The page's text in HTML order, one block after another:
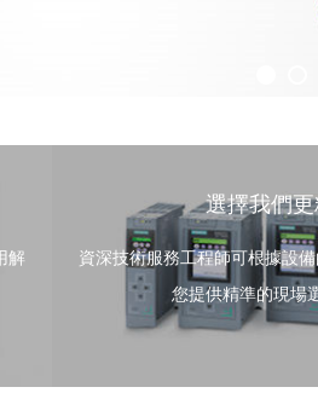
解
選擇我們
資深技術服務工程師可根據設
您提供精準的現場